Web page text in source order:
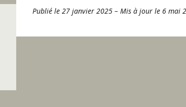
Publié le 27 janvier 2025 – Mis à jour le 6 mai